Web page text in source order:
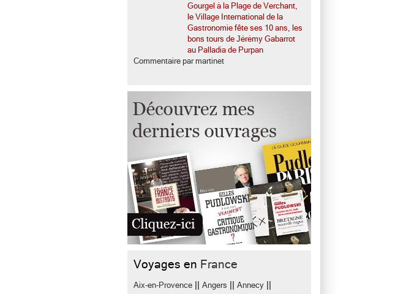
Gourgel à la Plage de Verchant,
le Village International de la
Gastronomie fête ses 10 ans, les
bons tours de Jérémy Gabarrot
au Palladia de Purpan
Commentaire par martinet
Voyages en France
Aix-en-Provence Angers Annecy